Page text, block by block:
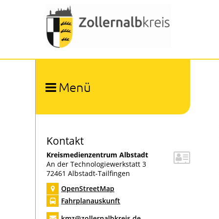
Menü
Organigramm
Abfallwirtschaft
Bevölkerungsschutz
Bildung
Digitalisierung
Forstamt
Gesundheitsamt
Kontakt
Kreismedienzentrum Albstadt
An der Technologiewerkstatt 3
72461 Albstadt-Tailfingen
OpenStreetMap
Fahrplanauskunft